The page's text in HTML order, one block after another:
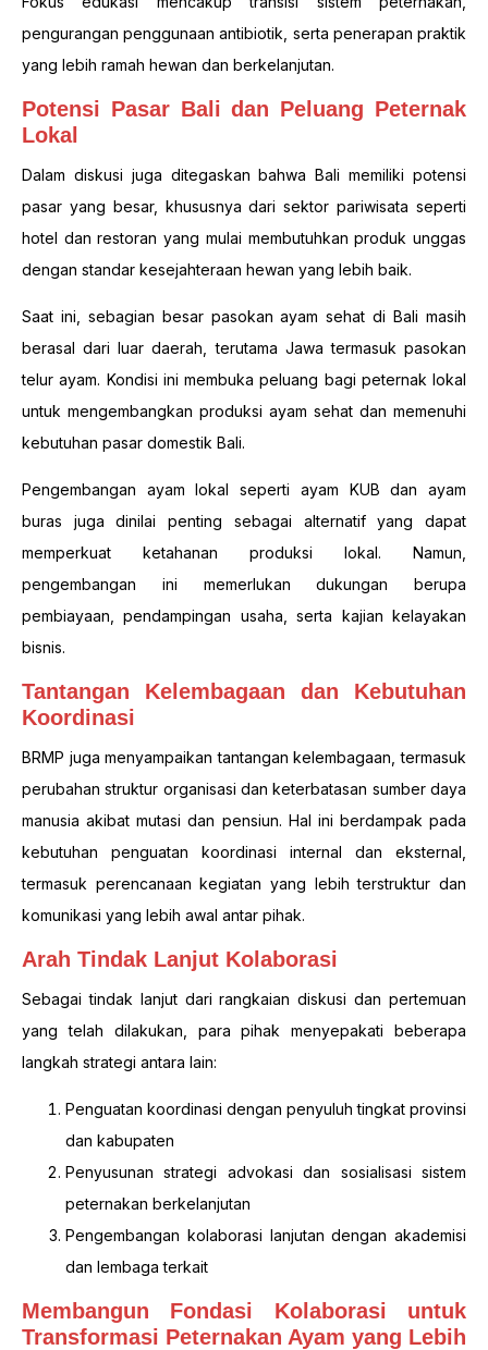
pengurangan penggunaan antibiotik, serta penerapan praktik
yang lebih ramah hewan dan berkelanjutan.
Potensi Pasar Bali dan Peluang Peternak
Lokal
Dalam diskusi juga ditegaskan bahwa Bali memiliki potensi
pasar yang besar, khususnya dari sektor pariwisata seperti
hotel dan restoran yang mulai membutuhkan produk unggas
dengan standar kesejahteraan hewan yang lebih baik.
Saat ini, sebagian besar pasokan ayam sehat di Bali masih
berasal dari luar daerah, terutama Jawa termasuk pasokan
telur ayam. Kondisi ini membuka peluang bagi peternak lokal
untuk mengembangkan produksi ayam sehat dan memenuhi
kebutuhan pasar domestik Bali.
Pengembangan ayam lokal seperti ayam KUB dan ayam
buras juga dinilai penting sebagai alternatif yang dapat
memperkuat ketahanan produksi lokal. Namun,
pengembangan ini memerlukan dukungan berupa
pembiayaan, pendampingan usaha, serta kajian kelayakan
bisnis.
Tantangan Kelembagaan dan Kebutuhan
Koordinasi
BRMP juga menyampaikan tantangan kelembagaan, termasuk
perubahan struktur organisasi dan keterbatasan sumber daya
manusia akibat mutasi dan pensiun. Hal ini berdampak pada
kebutuhan penguatan koordinasi internal dan eksternal,
termasuk perencanaan kegiatan yang lebih terstruktur dan
komunikasi yang lebih awal antar pihak.
Arah Tindak Lanjut Kolaborasi
Sebagai tindak lanjut dari rangkaian diskusi dan pertemuan
yang telah dilakukan, para pihak menyepakati beberapa
langkah strategi antara lain:
Penguatan koordinasi dengan penyuluh tingkat provinsi
dan kabupaten
Penyusunan strategi advokasi dan sosialisasi sistem
peternakan berkelanjutan
Pengembangan kolaborasi lanjutan dengan akademisi
dan lembaga terkait
Membangun Fondasi Kolaborasi untuk
Transformasi Peternakan Ayam yang Lebih